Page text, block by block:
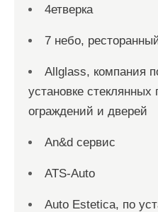
4етверка
7 небо,
Allglass, компания
установке
ограждений и дверей
An&d сервис
ATS-Auto
Auto Estetica, по